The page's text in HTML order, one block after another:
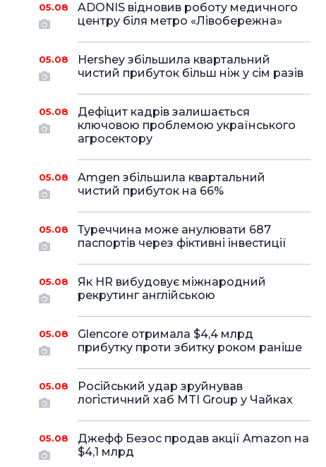
05.08
ADONIS відновив роботу медичного
центру біля метро «Лівобережна»
05.08
Hershey збільшила квартальний
чистий прибуток більш ніж у сім разів
05.08
Дефіцит кадрів залишається
ключовою проблемою українського
агросектору
05.08
Amgen збільшила квартальний
чистий прибуток на 66%
05.08
Туреччина може анулювати 687
паспортів через фіктивні інвестиції
05.08
Як HR вибудовує міжнародний
рекрутинг англійською
05.08
Glencore отримала $4,4 млрд
прибутку проти збитку роком раніше
05.08
Російський удар зруйнував
логістичний хаб MTI Group у Чайках
05.08
Джефф Безос продав акції Amazon на
$4,1 млрд